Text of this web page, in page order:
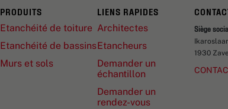
PRODUITS
Etanchéité de toiture
Etanchéité de bassins
Murs et sols
LIENS RAPIDES
Architectes
Etancheurs
Demander un
échantillon
Demander un
rendez-vous
Siège
1930